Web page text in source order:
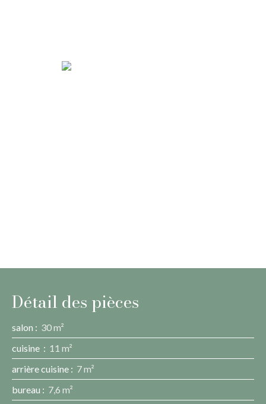
Détail des pièces
salon : 30 m²
cuisine : 11 m²
arrière cuisine : 7 m²
bureau : 7,6 m²